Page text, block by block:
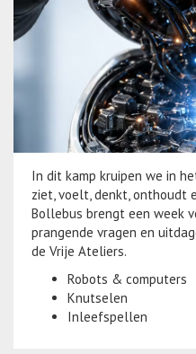
In dit kamp kruipen we in
ziet, voelt, denkt, onthoudt
Bollebus brengt een week
prangende vragen en
de Vrije Ateliers.
Robots & computers
Knutselen
Inleefspellen